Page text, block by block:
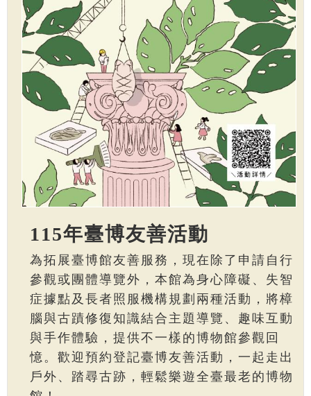
115年臺博友善活動
為拓展臺博館友善服務，現在除了申請自行
參觀或團體導覽外，本館為身心障礙、失智
症據點及長者照服機構規劃兩種活動，將樟
腦與古蹟修復知識結合主題導覽、趣味互動
與手作體驗，提供不一樣的博物館參觀回
憶。歡迎預約登記臺博友善活動，一起走出
戶外、踏尋古跡，輕鬆樂遊全臺最老的博物